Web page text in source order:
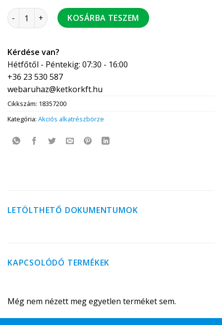
Fég HS bojlerhez KN Pb. fúvóka d=0.67 mennyiség
KOSÁRBA TESZEM
Kérdése van?
Hétfőtől - Péntekig: 07:30 - 16:00
+36 23 530 587
webaruhaz@ketkorkft.hu
Cikkszám: 18357200
Kategória: Akciós alkatrészbörze
LETÖLTHETŐ DOKUMENTUMOK
KAPCSOLÓDÓ TERMÉKEK
Még nem nézett meg egyetlen terméket sem.